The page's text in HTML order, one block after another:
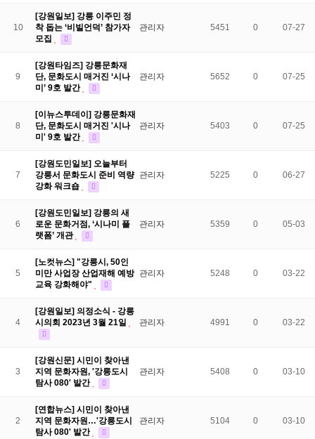
10
[강원일보] 강릉 이주민 정
착 돕는 ‘비빌언덕’ 참가자
모집
관리자 5451 0 07-27
9
[강원타임즈] 강릉문화재
단, 문화도시 매거진 ‘시나
미’ 9호 발간
관리자 5652 0 07-25
8
[이뉴스투데이] 강릉문화재
단, 문화도시 매거진 '시나
미' 9호 발간
관리자 5403 0 07-25
7
[강원도민일보] 오늘부터
강릉서 문화도시 준비 역량
강화 워크숍
관리자 5225 0 06-27
6
[강원도민일보] 강릉의 새
로운 문화거점, ‘시나미 플
랫폼’ 개관
관리자 5359 0 05-03
5
[노컷뉴스] "강릉시, 50인
미만 사업장 산업재해 예방
교육 강화해야"
관리자 5248 0 03-22
4
[강원일보] 의정소식 - 강릉
시의회 2023년 3월 21일
관리자 4991 0 03-22
3
[강원신문] 시민이 찾아낸
지역 문화자원, '강릉도시
탐사 080' 발간
관리자 5408 0 03-10
2
[연합뉴스] 시민이 찾아낸
지역 문화자원…'강릉도시
탐사 080' 발간
관리자 5104 0 03-10